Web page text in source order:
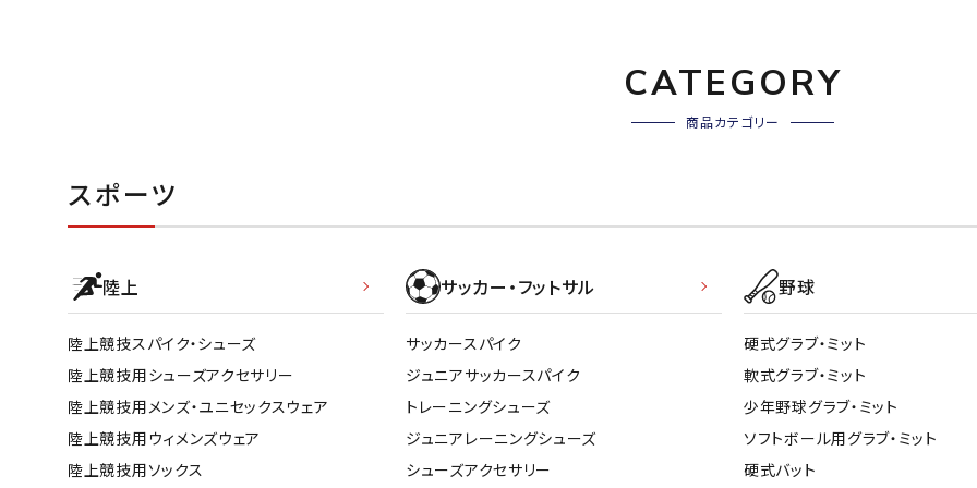
CATEGORY
商品カテゴリー
スポーツ
陸上
陸上競技スパイク・シューズ
陸上競技用シューズアクセサリー
陸上競技用メンズ・ユニセックスウェア
陸上競技用ウィメンズウェア
陸上競技用ソックス
サッカー・フットサル
サッカースパイク
ジュニアサッカースパイク
トレーニングシューズ
ジュニアレーニングシューズ
シューズアクセサリー
野球
硬式グラブ・ミット
軟式グラブ・ミット
少年野球グラブ・ミット
ソフトボール用グラブ・ミット
硬式バット